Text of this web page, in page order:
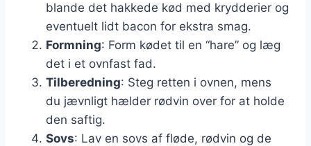
blande det hakkede kød med krydderier og
eventuelt lidt bacon for ekstra smag.
Formning: Form kødet til en “hare” og læg
det i et ovnfast fad.
Tilberedning: Steg retten i ovnen, mens
du jævnligt hælder rødvin over for at holde
den saftig.
Sovs: Lav en sovs af fløde, rødvin og de